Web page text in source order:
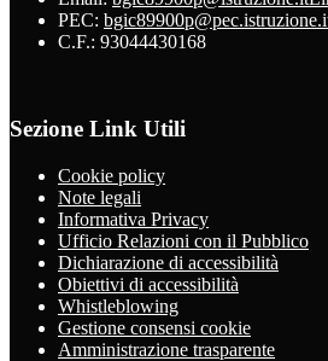
PEC:
C.F.: 93044430168
Sezione Link Utili
Cookie policy
Note legali
Informativa Privacy
Ufficio Relazioni con il Pubblico
Dichiarazione di accessibilità
Obiettivi di accessibilità
Whistleblowing
Gestione consensi cookie
Amministrazione trasparente